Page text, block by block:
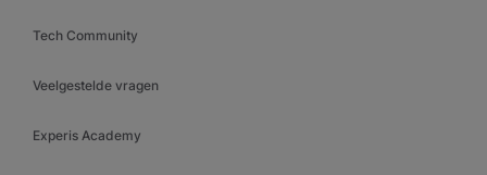
Tech Community
Veelgestelde vragen
Experis Academy